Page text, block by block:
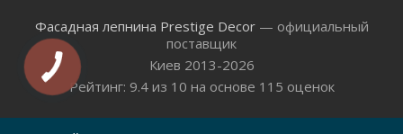
Фасадная лепнина Prestige Decor— официальный
поставщик
Киев 2013-2026
Рейтинг: 9.4из 10 на основе 115 оценок